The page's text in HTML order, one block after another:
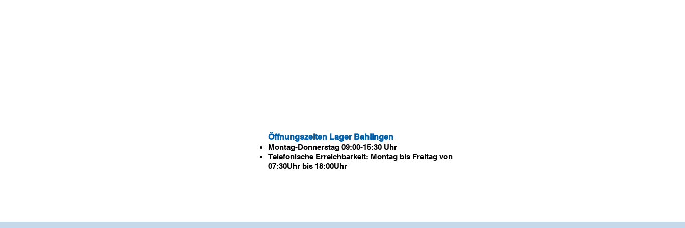
Öffnungszeiten Lager Bahlingen
Montag-Donnerstag 09:00-15:30 Uhr
Telefonische Erreichbarkeit: Montag bis Freitag von
07:30Uhr bis 18:00Uhr